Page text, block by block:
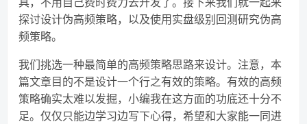
探讨设计伪高频策略，以及使用实盘级别回测研究伪高
频策略。
我们挑选一种最简单的高频策略思路来设计。注意，本
篇文章目的不是设计一个行之有效的策略。有效的高频
策略确实太难以发掘，小编我在这方面的功底还十分不
足。仅仅只能边学习边写下心得，希望和大家能一同进